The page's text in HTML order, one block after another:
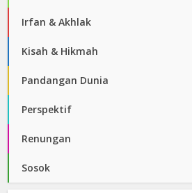
Irfan & Akhlak
Kisah & Hikmah
Pandangan Dunia
Perspektif
Renungan
Sosok